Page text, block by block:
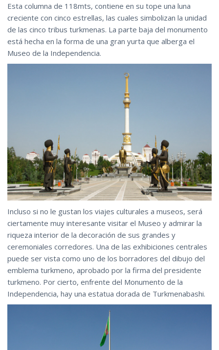
Esta columna de 118mts, contiene en su tope una luna
creciente con cinco estrellas, las cuales simbolizan la unidad
de las cinco tribus turkmenas. La parte baja del monumento
está hecha en la forma de una gran yurta que alberga el
Museo de la Independencia.
Incluso si no le gustan los viajes culturales a museos, será
ciertamente muy interesante visitar el Museo y admirar la
riqueza interior de la decoración de sus grandes y
ceremoniales corredores. Una de las exhibiciones centrales
puede ser vista como uno de los borradores del dibujo del
emblema turkmeno, aprobado por la firma del presidente
turkmeno. Por cierto, enfrente del Monumento de la
Independencia, hay una estatua dorada de Turkmenabashi.